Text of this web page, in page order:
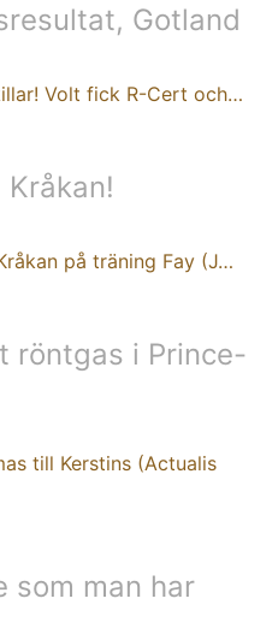
Gotland
Volt fick R-Cert och…
på träning Fay (J…
röntgas i Prince-
till Kerstins (Actualis
som man har